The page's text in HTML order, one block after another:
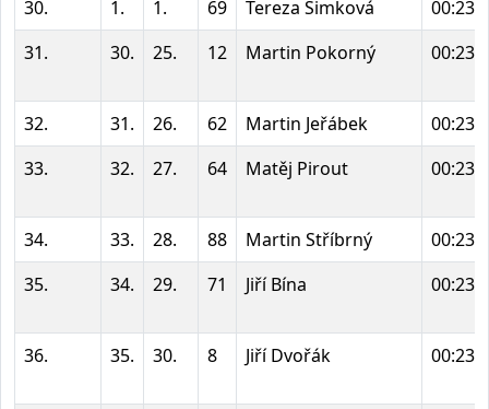
30. 1. 1. 69 Tereza Šimková
31.
30. 25. 12 Martin Pokorný
32. 31. 26. 62 Martin Jeřábek
33.
32. 27. 64 Matěj Pirout
34. 33. 28. 88 Martin Stříbrný
35.
34. 29. 71 Jiří Bína
36. 35. 30. 8 Jiří Dvořák